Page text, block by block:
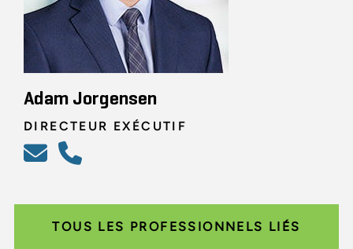
Adam Jorgensen
DIRECTEUR EXÉCUTIF
TOUS LES PROFESSIONNELS LIÉS